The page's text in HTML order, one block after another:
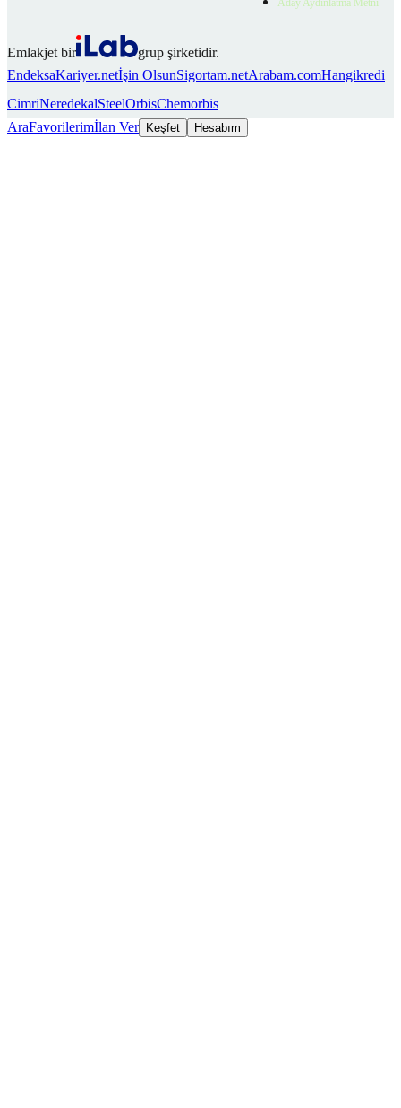
Aday Aydınlatma Metni
Emlakjet bir
grup şirketidir.
EndeksaKariyer.netİşin OlsunSigortam.netArabam.comHangikredi
CimriNeredekalSteelOrbisChemorbis
AraFavorilerimİlan Ver Keşfet Hesabım